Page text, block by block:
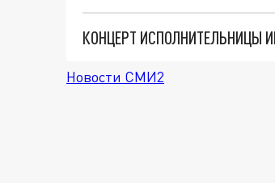
КОНЦЕРТ ИСПОЛНИТЕЛЬНИЦЫ
Новости СМИ2